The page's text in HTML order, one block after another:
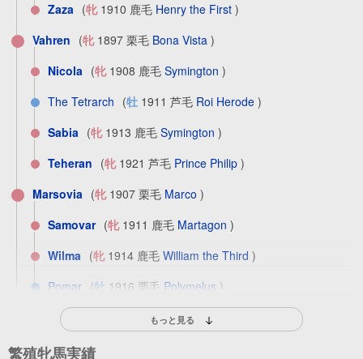
Zaza (牝1910 鹿毛 Henry the First )
Vahren (牝1897 栗毛 Bona Vista )
Nicola (牝1908 鹿毛 Symington )
The Tetrarch (牡 1911 芦毛 Roi Herode )
Sabia (牝1913 鹿毛 Symington )
Teheran (牝1921 芦毛 Prince Philip )
Marsovia (牝1907 栗毛 Marco )
Samovar (牝1911 鹿毛 Martagon )
Wilma (牝1914 鹿毛 William the Third )
Pomar (牡 1916 栗毛 Polymelus )
Mitrovitza
1917 鹿毛Prince Palatine
もっと見る
繁殖牝馬実績